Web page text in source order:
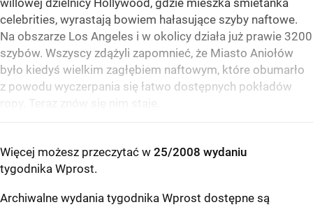
willowej dzielnicy Hollywood, gdzie mieszka śmietanka
celebrities, wyrastają bowiem hałasujące szyby naftowe.
Na obszarze Los Angeles i w okolicy działa już prawie 3200
szybów. Wszyscy zdążyli zapomnieć, że Miasto Aniołów
było kiedyś wielkim zagłębiem naftowym, które obumarło
z powodu wyczerpania się łatwo dostępnych pokładów
ropy. Teraz znów się nim staje.
Więcej możesz przeczytać w 25/2008 wydaniu
tygodnika Wprost.
Archiwalne wydania tygodnika Wprost dostępne są